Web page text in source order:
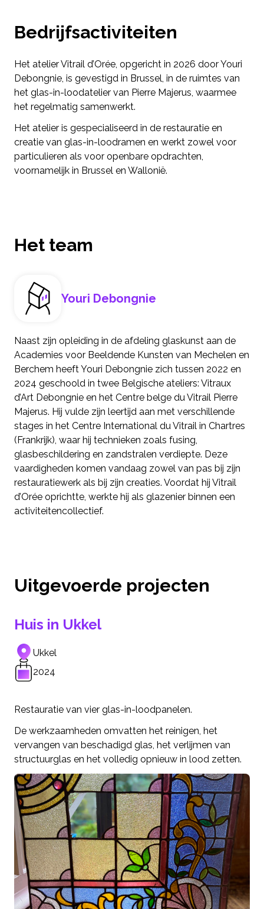
Bedrijfsactiviteiten
Het atelier Vitrail d’Orée, opgericht in 2026 door Youri
Debongnie, is gevestigd in Brussel, in de ruimtes van
het glas-in-loodatelier van Pierre Majerus, waarmee
het regelmatig samenwerkt.
Het atelier is gespecialiseerd in de restauratie en
creatie van glas-in-loodramen en werkt zowel voor
particulieren als voor openbare opdrachten,
voornamelijk in Brussel en Wallonië.
Het team
Youri Debongnie
Naast zijn opleiding in de afdeling glaskunst aan de
Academies voor Beeldende Kunsten van Mechelen en
Berchem heeft Youri Debongnie zich tussen 2022 en
2024 geschoold in twee Belgische ateliers: Vitraux
d’Art Debongnie en het Centre belge du Vitrail Pierre
Majerus. Hij vulde zijn leertijd aan met verschillende
stages in het Centre International du Vitrail in Chartres
(Frankrijk), waar hij technieken zoals fusing,
glasbeschildering en zandstralen verdiepte. Deze
vaardigheden komen vandaag zowel van pas bij zijn
restauratiewerk als bij zijn creaties. Voordat hij Vitrail
d’Orée oprichtte, werkte hij als glazenier binnen een
activiteitencollectief.
Uitgevoerde projecten
Huis in Ukkel
Ukkel
2024
Restauratie van vier glas-in-loodpanelen.
De werkzaamheden omvatten het reinigen, het
vervangen van beschadigd glas, het verlijmen van
structuurglas en het volledig opnieuw in lood zetten.